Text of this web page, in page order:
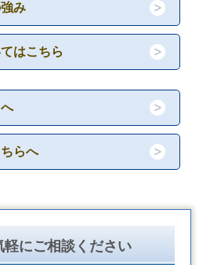
み
はこちら
らへ
軽にご相談ください